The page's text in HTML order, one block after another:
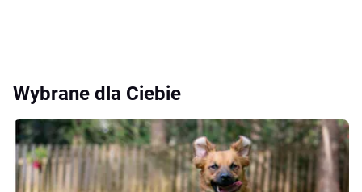
Wybrane dla Ciebie